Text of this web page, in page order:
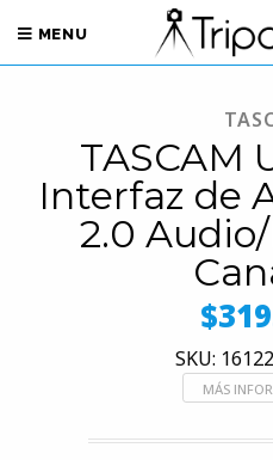
MENU
TASCAM
Interfaz de
2.0
SKU:
MÁS